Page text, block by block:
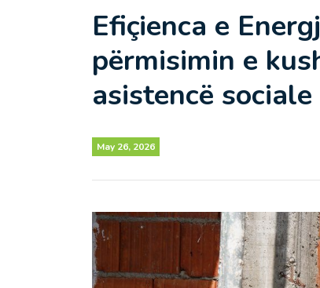
Efiçienca e
përmisimin e
asistencë sociale
May 26, 2026